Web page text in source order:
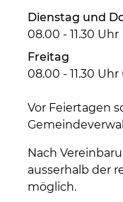
Dienstag und
08.00 - 11.30 Uhr
Freitag
08.00 - 11.30
Vor Feiertagen
Nach
ausserhalb der
möglich.